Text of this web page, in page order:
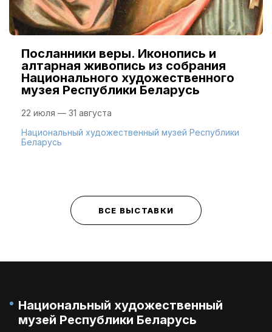
Посланники веры. Иконопись и
алтарная живопись из собрания
Национального художественного
музея Республики Беларусь
22 июля — 31 августа
Национальный художественный музей Республики
Беларусь
ВСЕ ВЫСТАВКИ
Национальный художественный
музей Республики Беларусь